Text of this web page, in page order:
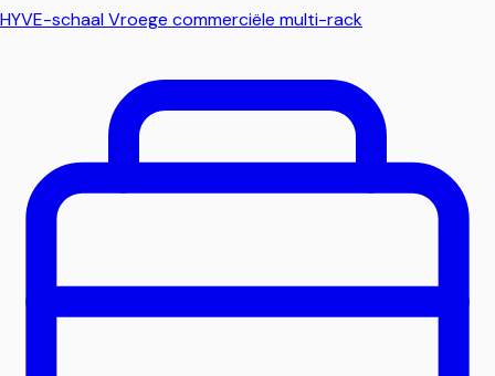
HYVE-schaalVroege commerciële multi-rack